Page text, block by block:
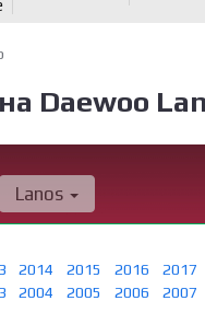
Daewoo
2014 2015 2016 2017
2004 2005 2006 2007
Lanos